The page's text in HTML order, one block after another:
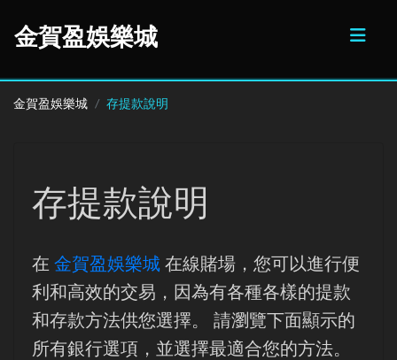
金賀盈娛樂城
金賀盈娛樂城 存提款說明
存提款說明
在 金賀盈娛樂城 在線賭場，您可以進行便
利和高效的交易，因為有各種各樣的提款
和存款方法供您選擇。 請瀏覽下面顯示的
所有銀行選項，並選擇最適合您的方法。